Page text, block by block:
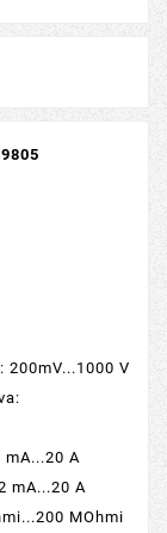
V
A
mA...20 A
MOhmi